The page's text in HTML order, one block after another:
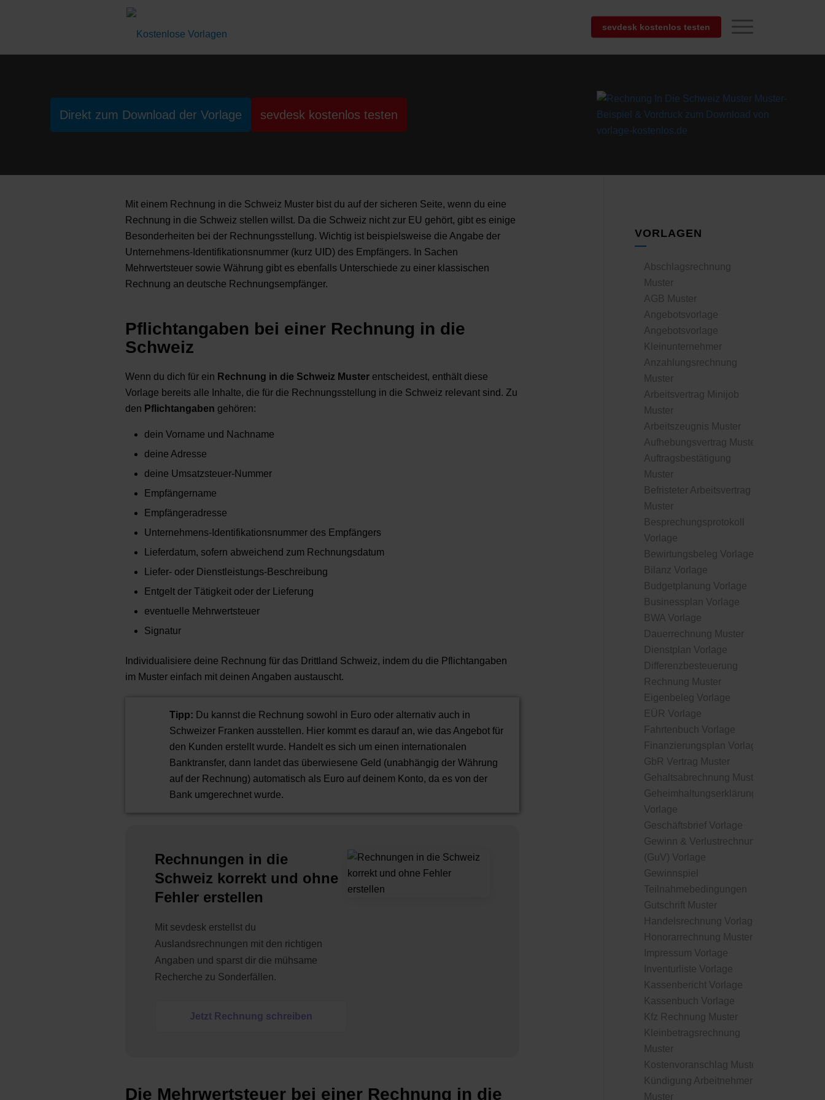
sevdesk kostenlos testen
Direkt zum Download der Vorlage sevdesk kostenlos testen
Mit einem Rechnung in die Schweiz Muster bist du auf der sicheren Seite, wenn du eine
Rechnung in die Schweiz stellen willst. Da die Schweiz nicht zur EU gehört, gibt es einige
Besonderheiten bei der Rechnungsstellung. Wichtig ist beispielsweise die Angabe der
Unternehmens-Identifikationsnummer (kurz UID) des Empfängers. In Sachen
Mehrwertsteuer sowie Währung gibt es ebenfalls Unterschiede zu einer klassischen
Rechnung an deutsche Rechnungsempfänger.
Pflichtangaben bei einer Rechnung in die
Schweiz
Wenn du dich für ein Rechnung in die Schweiz Musterentscheidest, enthält diese
Vorlage bereits alle Inhalte, die für die Rechnungsstellung in die Schweiz relevant sind. Zu
den Pflichtangaben gehören:
dein Vorname und Nachname
deine Adresse
deine Umsatzsteuer-Nummer
Empfängername
Empfängeradresse
Unternehmens-Identifikationsnummer des Empfängers
Lieferdatum, sofern abweichend zum Rechnungsdatum
Liefer- oder Dienstleistungs-Beschreibung
Entgelt der Tätigkeit oder der Lieferung
eventuelle Mehrwertsteuer
Signatur
Individualisiere deine Rechnung für das Drittland Schweiz, indem du die Pflichtangaben
im Muster einfach mit deinen Angaben austauscht.
Tipp: Du kannst die Rechnung sowohl in Euro oder alternativ auch in
Schweizer Franken ausstellen. Hier kommt es darauf an, wie das Angebot für
den Kunden erstellt wurde. Handelt es sich um einen internationalen
Banktransfer, dann landet das überwiesene Geld (unabhängig der Währung
auf der Rechnung) automatisch als Euro auf deinem Konto, da es von der
Bank umgerechnet wurde.
Rechnungen in die
Schweiz korrekt und ohne
Fehler erstellen
Mit sevdesk erstellst du
Auslandsrechnungen mit den richtigen
Angaben und sparst dir die mühsame
Recherche zu Sonderfällen.
Jetzt Rechnung schreiben
Die Mehrwertsteuer bei einer Rechnung in die
VORLAGEN
Abschlagsrechnung
Muster
AGB Muster
Angebotsvorlage
Angebotsvorlage
Kleinunternehmer
Anzahlungsrechnung
Muster
Arbeitsvertrag Minijob
Muster
Arbeitszeugnis Muster
Aufhebungsvertrag Muster
Auftragsbestätigung
Muster
Befristeter Arbeitsvertrag
Muster
Besprechungsprotokoll
Vorlage
Bewirtungsbeleg Vorlage
Bilanz Vorlage
Budgetplanung Vorlage
Businessplan Vorlage
BWA Vorlage
Dauerrechnung Muster
Dienstplan Vorlage
Differenzbesteuerung
Rechnung Muster
Eigenbeleg Vorlage
EÜR Vorlage
Fahrtenbuch Vorlage
Finanzierungsplan Vorlage
GbR Vertrag Muster
Gehaltsabrechnung Muster
Geheimhaltungserklärung
Vorlage
Geschäftsbrief Vorlage
Gewinn & Verlustrechnung
(GuV) Vorlage
Gewinnspiel
Teilnahmebedingungen
Gutschrift Muster
Handelsrechnung Vorlage
Honorarrechnung Muster
Impressum Vorlage
Inventurliste Vorlage
Kassenbericht Vorlage
Kassenbuch Vorlage
Kfz Rechnung Muster
Kleinbetragsrechnung
Muster
Kostenvoranschlag Muster
Kündigung Arbeitnehmer
Muster